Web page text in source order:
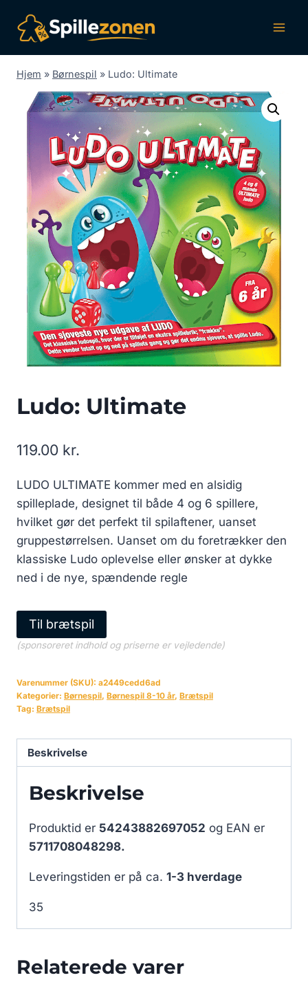
indhold
Hjem » Børnespil » Ludo: Ultimate
Ludo: Ultimate
119.00 kr.
LUDO ULTIMATE kommer med en alsidig
spilleplade, designet til både 4 og 6 spillere,
hvilket gør det perfekt til spilaftener, uanset
gruppestørrelsen. Uanset om du foretrækker den
klassiske Ludo oplevelse eller ønsker at dykke
ned i de nye, spændende regle
Til brætspil
(sponsoreret indhold og priserne er vejledende)
Varenummer (SKU): a2449cedd6ad
Kategorier: Børnespil, Børnespil 8-10 år, Brætspil
Tag: Brætspil
Beskrivelse
Beskrivelse
Produktid er 54243882697052 og EAN er
5711708048298.
Leveringstiden er på ca. 1-3 hverdage
35
Relaterede varer